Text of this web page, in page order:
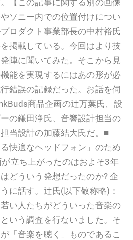
【この記事に関する別の画像
ソニー内での位置付けについ
ロダクト事業部長の中村裕氏
掲載している。今回はより技
陣に聞いてみた。そこから見
能を実現するにはあの形が必
錯誤の記録だった。お話を伺
商品企画の辻万葉氏、設
の鎌田浄氏、音響設計担当の
当設計の加藤結大氏だ。■
快適なヘッドフォン」のため
立ち上がったのはおよそ3年
どういう発想だったのか? 企
に話す。辻氏(以下敬称略)：
い人たちがどういった音楽の
いう調査を行ないました。そ
「音楽を聴く」ものであるこ